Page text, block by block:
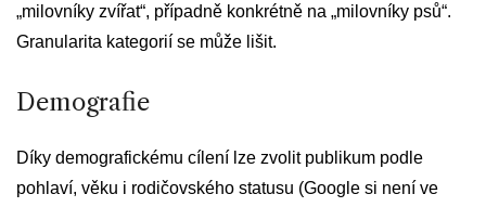
„milovníky zvířat“, případně konkrétně na „milovníky psů“.
Granularita kategorií se může lišit.
Demografie
Díky demografickému cílení lze zvolit publikum podle
pohlaví, věku i rodičovského statusu (Google si není ve